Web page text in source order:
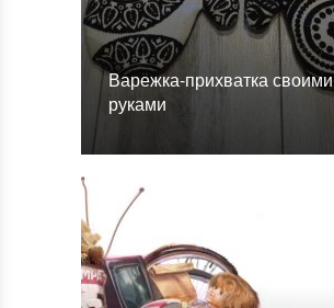
Варежка-прихватка своими
руками